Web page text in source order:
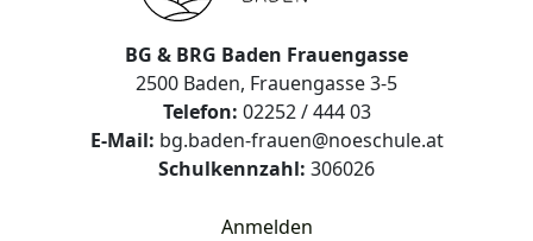
BG & BRG Baden Frauengasse
2500 Baden, Frauengasse 3-5
Telefon: 02252 / 444 03
E-Mail: bg.baden-frauen@noeschule.at
Schulkennzahl: 306026
Anmelden